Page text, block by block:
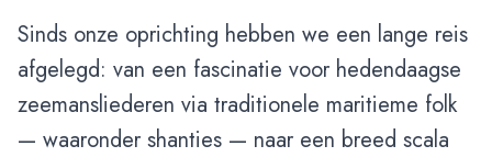
Sinds onze oprichting hebben we een lange reis
afgelegd: van een fascinatie voor hedendaagse
zeemansliederen via traditionele maritieme folk
— waaronder shanties — naar een breed scala